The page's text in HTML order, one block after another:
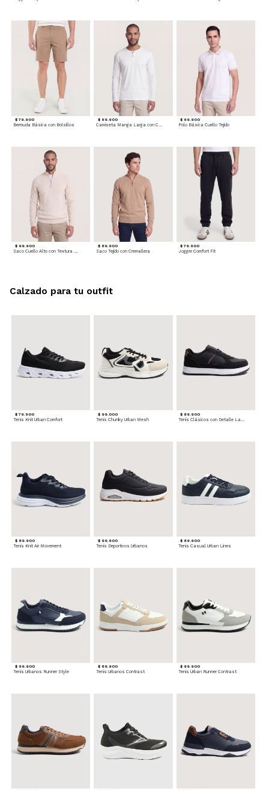
$ 79.900
Bermuda Básica con Bolsillos
$ 69.900
Camiseta Manga Larga con Cuello Henley
$ 69.900
Polo Básica Cuello Tejido
$ 99.900
Saco Cuello Alto con Textura Trenzada
$ 89.900
Saco Tejido con Cremallera
$ 79.900
Jogger Comfort Fit
$ 79.900
Tenis Knit Urban Comfort
$ 99.000
Tenis Chunky Urban Mesh
$ 89.900
Tenis Clásicos con Detalle Lateral
$ 89.900
Tenis Knit Air Movement
$ 99.900
Tenis Deportivos Urbanos
$ 89.900
Tenis Casual Urban Lines
$ 99.900
Tenis Urbanos Runner Style
$ 89.900
Tenis Urbanos Contrast
$ 99.900
Tenis Urban Runner Contrast
Calzado para tu outfit